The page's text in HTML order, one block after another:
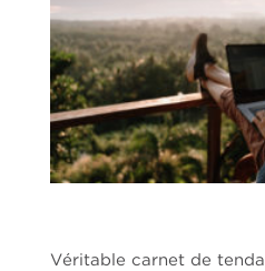
Véritable carnet de